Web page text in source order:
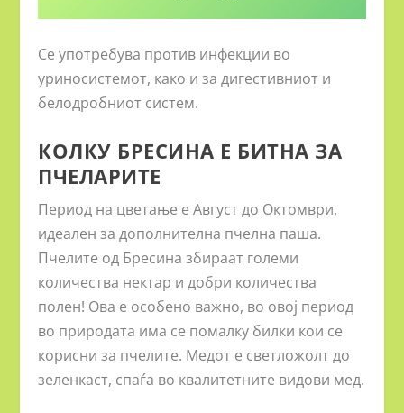
Се употребува против инфекции во
уриносистемот, како и за дигестивниот и
белодробниот систем.
КОЛКУ БРЕСИНА Е БИТНА ЗА
ПЧЕЛАРИТЕ
Период на цветање е Август до Октомври,
идеален за дополнителна пчелна паша.
Пчелите од Бресина збираат големи
количества нектар и добри количества
полен! Ова е особено важно, во овој период
во природата има се помалку билки кои се
корисни за пчелите. Медот е светложолт до
зеленкаст, спаѓа во квалитетните видови мед.